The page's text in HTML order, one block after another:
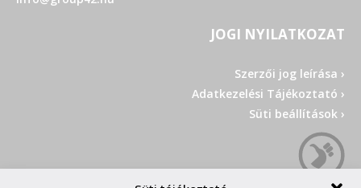
JOGI NYILATKOZAT
Szerzői jog leírása ›
Adatkezelési Tájékoztató ›
Süti beállítások ›